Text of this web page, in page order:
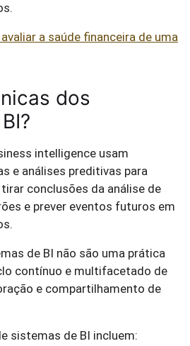
a saúde financeira de uma
dos
intelligence usam
e análises preditivas para
conclusões da análise de
e prever eventos futuros em
de BI não são uma prática
contínuo e multifacetado de
e compartilhamento de
sistemas de BI incluem: